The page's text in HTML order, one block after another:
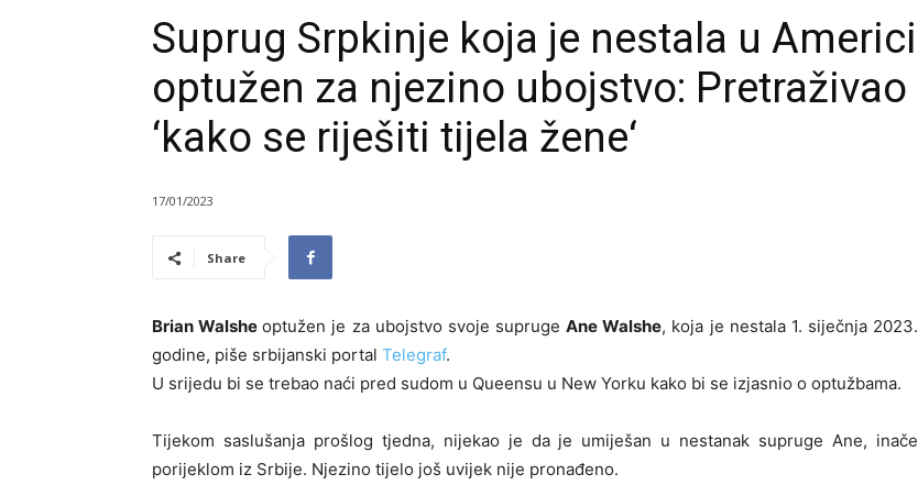
Suprug Srpkinje koja je nestala u Americi
optužen za njezino ubojstvo: Pretraživao
‘kako se riješiti tijela žene‘
17/01/2023
Share
Brian Walsheoptužen je za ubojstvo svoje suprugeAne Walshe, koja je nestala 1. siječnja 2023.
godine, piše srbijanski portal Telegraf.
U srijedu bi se trebao naći pred sudom u Queensu u New Yorku kako bi se izjasnio o optužbama.
Tijekom saslušanja prošlog tjedna, nijekao je da je umiješan u nestanak supruge Ane, inače
porijeklom iz Srbije. Njezino tijelo još uvijek nije pronađeno.